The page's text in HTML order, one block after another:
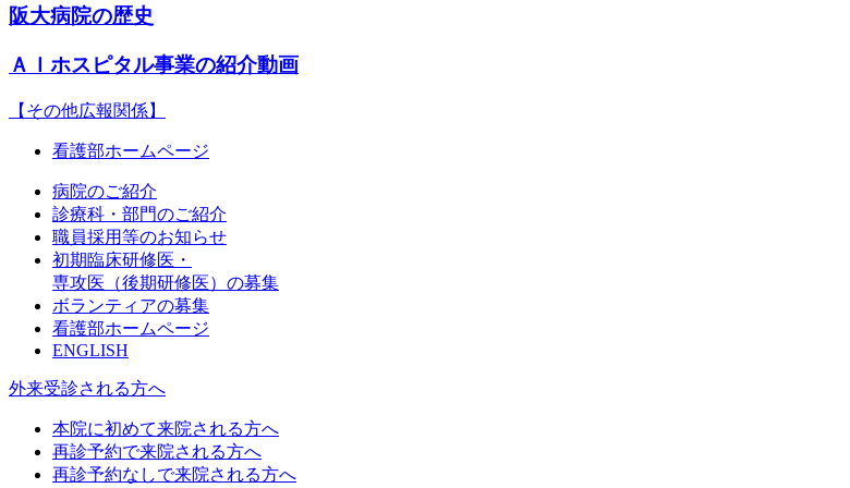
阪大病院の歴史
ＡＩホスピタル事業の紹介動画
【その他広報関係】
看護部ホームページ
病院のご紹介
診療科・部門のご紹介
職員採用等のお知らせ
初期臨床研修医・
専攻医（後期研修医）の募集
ボランティアの募集
看護部ホームページ
ENGLISH
外来受診される方へ
本院に初めて来院される方へ
再診予約で来院される方へ
再診予約なしで来院される方へ